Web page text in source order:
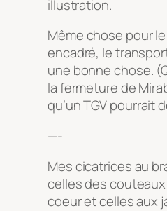
illustration.
Même chose pour le
encadré, le
une bonne chose.
la fermeture de
qu’un TGV pourrait
—-
Mes cicatrices au
celles des
coeur et celles aux